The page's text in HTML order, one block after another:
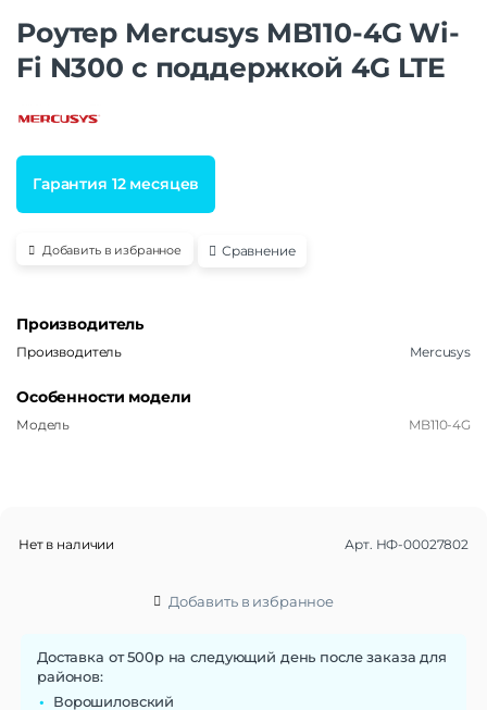
Роутер Mercusys MB110-4G Wi-
Fi N300 с поддержкой 4G LTE
Гарантия 12 месяцев
Добавить в избранное Сравнение
Производитель
Производитель Mercusys
Особенности модели
Модель MB110-4G
Нет в наличии Арт. НФ-00027802
Добавить в избранное
Доставка от 500р на следующий день после заказа для
районов:
Ворошиловский